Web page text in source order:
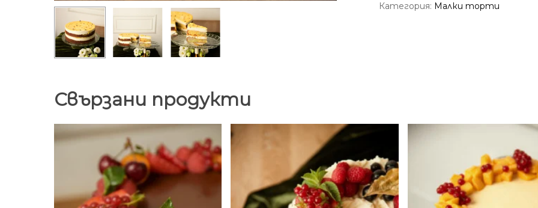
Категория: Малки торти
Свързани продукти